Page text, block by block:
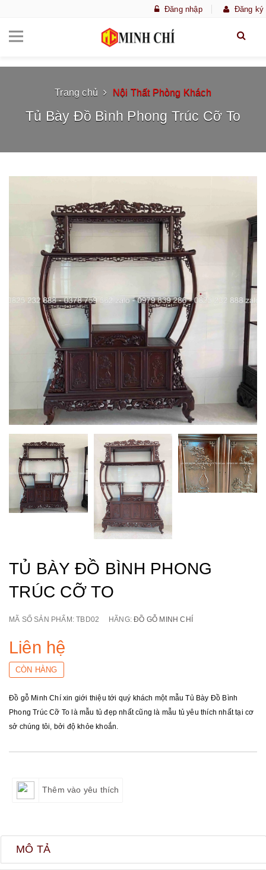
Đăng nhập Đăng ký
Trang chủ Nội Thất Phòng Khách
Tủ Bày Đồ Bình Phong Trúc Cỡ To
TỦ BÀY ĐỒ BÌNH PHONG
TRÚC CỠ TO
MÃ SỐ SẢN PHẨM:TBD02 HÃNG:ĐỒ GỖ MINH CHÍ
Liên hệ
CÒN HÀNG
Đồ gỗ Minh Chí xin giới thiệu tới quý khách một mẫu Tủ Bày Đồ Bình
Phong Trúc Cỡ To là mẫu tủ đẹp nhất cũng là mẫu tủ yêu thích nhất tại cơ
sở chúng tôi, bởi độ khỏe khoắn.
Thêm vào yêu thích
MÔ TẢ